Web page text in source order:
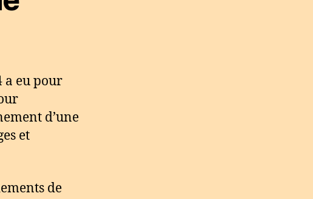
a eu pour
d’une
et
de